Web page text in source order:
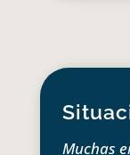
Muchas